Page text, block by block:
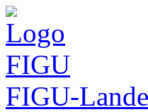
FIGU-